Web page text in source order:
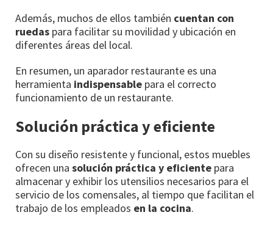
Además, muchos de ellos también cuentan con
ruedas para facilitar su movilidad y ubicación en
diferentes áreas del local.
En resumen, un aparador restaurante es una
herramienta indispensable para el correcto
funcionamiento de un restaurante.
Solución práctica y eficiente
Con su diseño resistente y funcional, estos muebles
ofrecen una solución práctica y eficiente para
almacenar y exhibir los utensilios necesarios para el
servicio de los comensales, al tiempo que facilitan el
trabajo de los empleados en la cocina.